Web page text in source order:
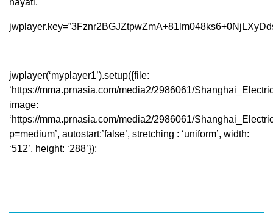
hayati.
jwplayer(‘myplayer1’).setup({file:
‘https://mma.prnasia.com/media2/2986061/
image:
‘https://mma.prnasia.com/media2/2986061/
p=medium’, autostart:’false’, stretching : ‘uniform’, width:
‘512’, height: ‘288’});